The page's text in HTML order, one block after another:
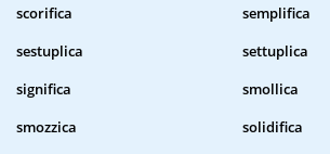
scorifica
semplifica
sestuplica
settuplica
significa
smollica
smozzica
solidifica